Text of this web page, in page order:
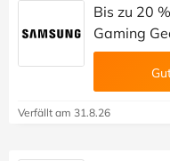
Bis zu 20
Gaming
Verfällt am 31.8.26